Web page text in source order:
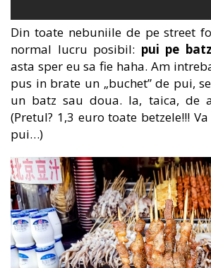
Din toate nebuniile de pe street
normal lucru posibil: pui pe batz
asta sper eu sa fie haha. Am
pus in brate un „buchet” de pui,
un batz sau doua. Ia, taica, de
(Pretul? 1,3 euro toate betzele!!!
pui…)